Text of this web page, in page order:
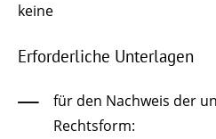
keine
Erforderliche Unterlagen
für den Nachweis der
Rechtsform: